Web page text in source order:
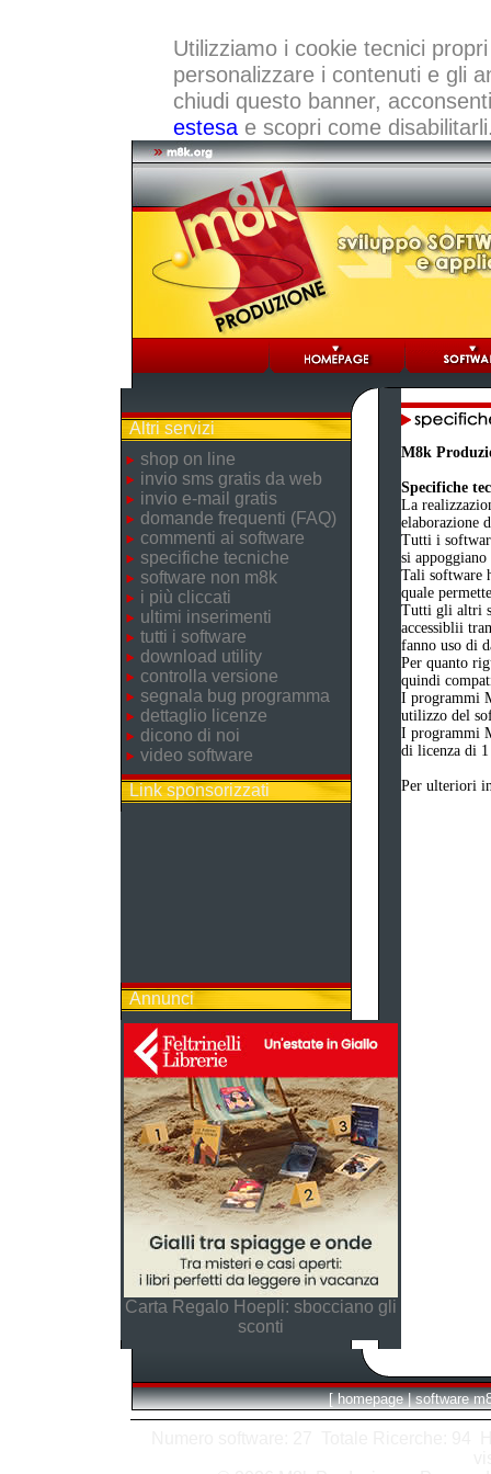
Utilizziamo i cookie tecnici
personalizzare i contenuti e gli
chiudi questo banner,
estesae scopri come
Altri servizi
shop on line
invio sms gratis da web
invio e-mail gratis
domande frequenti (FAQ)
commenti ai software
specifiche tecniche
software non m8k
i più cliccati
ultimi inserimenti
tutti i software
download utility
controlla versione
segnala bug programma
dettaglio licenze
dicono di noi
video software
Link sponsorizzati
Annunci
Carta Regalo Hoepli: sbocciano gli
sconti
M8k
Specifiche
La
elaborazione
Tutti i
si appoggiano
Tali software
quale
Tutti gli altri
accessiblii
fanno uso di
Per quanto
quindi
I programmi
utilizzo del
I programmi
di licenza di 1
Per ulteriori
[ homepage | software